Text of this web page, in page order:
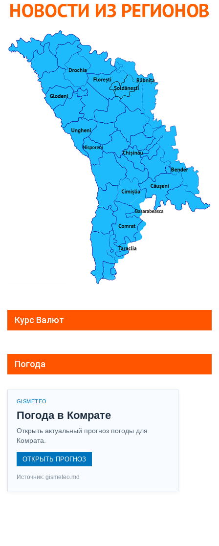
Курс Валют
Погода
GISMETEO
Погода в Комрате
Открыть актуальный прогноз погоды для
Комрата.
ОТКРЫТЬ ПРОГНОЗ
Источник: gismeteo.md